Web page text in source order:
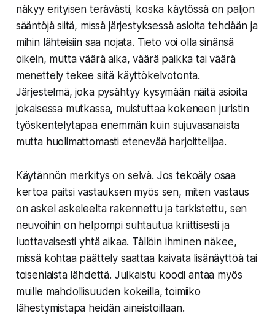
näkyy erityisen terävästi, koska käytössä on paljon
sääntöjä siitä, missä järjestyksessä asioita tehdään ja
mihin lähteisiin saa nojata. Tieto voi olla sinänsä
oikein, mutta väärä aika, väärä paikka tai väärä
menettely tekee siitä käyttökelvotonta.
Järjestelmä, joka pysähtyy kysymään näitä asioita
jokaisessa mutkassa, muistuttaa kokeneen juristin
työskentelytapaa enemmän kuin sujuvasanaista
mutta huolimattomasti etenevää harjoittelijaa.
Käytännön merkitys on selvä. Jos tekoäly osaa
kertoa paitsi vastauksen myös sen, miten vastaus
on askel askeleelta rakennettu ja tarkistettu, sen
neuvoihin on helpompi suhtautua kriittisesti ja
luottavaisesti yhtä aikaa. Tällöin ihminen näkee,
missä kohtaa päättely saattaa kaivata lisänäyttöä tai
toisenlaista lähdettä. Julkaistu koodi antaa myös
muille mahdollisuuden kokeilla, toimiiko
lähestymistapa heidän aineistoillaan.